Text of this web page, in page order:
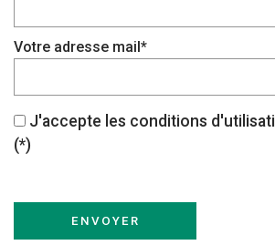
Votre adresse mail*
J'accepte les conditions
(*)
ENVOYER